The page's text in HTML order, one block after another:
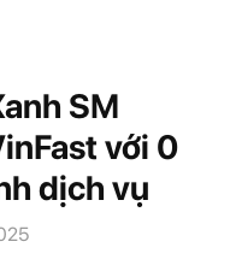
SM
với 0
dịch vụ